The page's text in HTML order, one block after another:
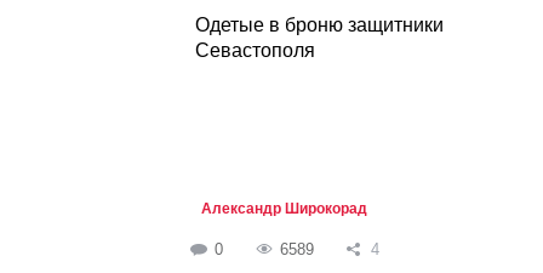
Одетые в броню защитники
Севастополя
Александр Широкорад
0 6589 4